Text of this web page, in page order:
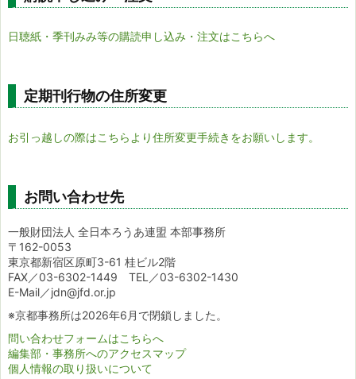
日聴紙・季刊みみ等の購読申し込み・注文はこちらへ
定期刊行物の住所変更
お引っ越しの際はこちらより住所変更手続きをお願いします。
お問い合わせ先
一般財団法人 全日本ろうあ連盟 本部事務所
〒162-0053
東京都新宿区原町3-61 桂ビル2階
FAX／03-6302-1449 TEL／03-6302-1430
E-Mail／jdn@jfd.or.jp
※京都事務所は2026年6月で閉鎖しました。
問い合わせフォームはこちらへ
編集部・事務所へのアクセスマップ
個人情報の取り扱いについて